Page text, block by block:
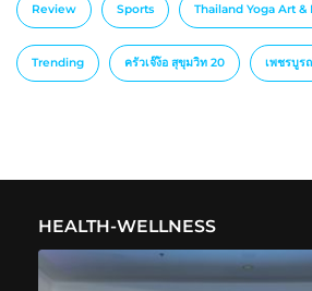
Review Sports Thailand Yoga Art &
Trending ครัวเจ๊ง้อ สุขุมวิท 20 เพชรบูร
HEALTH-WELLNESS